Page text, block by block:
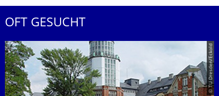
OFT GESUCHT
© TU Dresden/Eckold